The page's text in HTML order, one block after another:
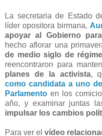
La secretaria de Estado
líder opositora birmana,
apoyar al Gobierno
hecho aflorar una
de medio siglo de
reencontraron para
planes de la activista,
como candidata a uno
Parlamento en los
año, y examinar juntas
impulsar los cambios
Para ver el vídeo